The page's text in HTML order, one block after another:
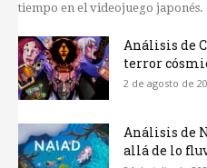
tiempo en el videojuego japonés.
Análisis de
terror
2 de agosto de
Análisis de
allá de lo